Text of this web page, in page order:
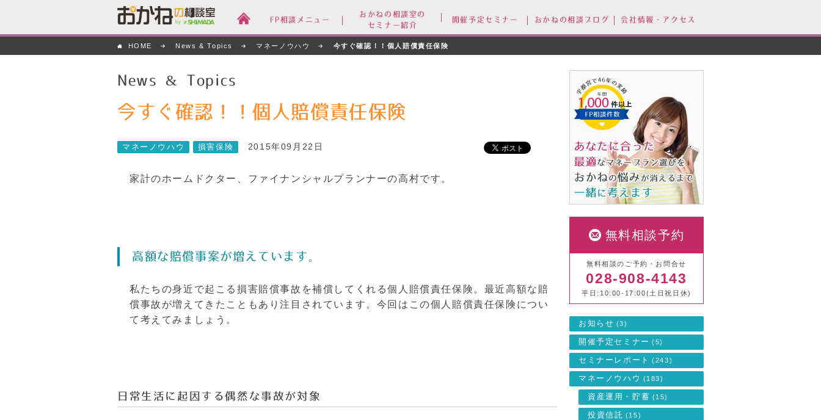
おかねの相談室 by
FP相談メニュー
おかねの相談室の
セミナー紹介
開催予定セミナー おかねの相談ブログ 会社情報・アクセス
HOME News & Topics マネーノウハウ 今すぐ確認！！個人賠償責任保険
News & Topics
今すぐ確認！！個人賠償責任保険
マネーノウハウ 損害保険 2015年09月22日
家計のホームドクター、ファイナンシャルプランナーの高村です。
高額な賠償事案が増えています。
私たちの身近で起こる損害賠償事故を補償してくれる個人賠償責任保険。最近高額な賠
償事故が増えてきたこともあり注目されています。 今回はこの個人賠償責任保険につい
て考えてみましょう。
日常生活に起因する偶然な事故が対象
無料相談予約
無料相談のご予約・お問合せ
028-908-4143
平日:10:00-17:00(土日祝日休)
お知らせ (3)
開催予定セミナー (5)
セミナーレポート (243)
マネーノウハウ (183)
資産運用・貯蓄 (15)
投資信託 (15)